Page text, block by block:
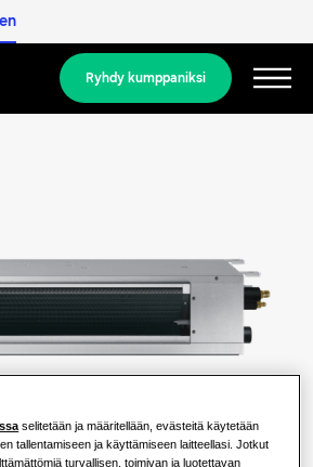
Ryhdy kumppaniksi
tuotteet
on ja miten se
selitetään ja määritellään, evästeitä käytetään
tallentamiseen ja käyttämiseen laitteellasi. Jotkut
turvallisen, toimivan ja luotettavan